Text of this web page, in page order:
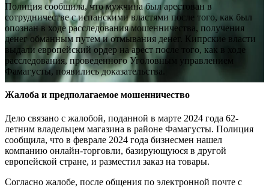
Полиция сообщила, что мужчина был арестован в
сотрудничестве с испанскими властями после того, как был
опознан в ходе расследования мошенничества, получения
денег обманным путем и отмывания денег. Кипрские власти
выдали европейский ордер на арест после того, как в ходе
расследования, проведенного Уголовным управлением
Фамагусты, появились доказательства.
Жалоба и предполагаемое мошенничество
Дело связано с жалобой, поданной в марте 2024 года 62-
летним владельцем магазина в районе Фамагусты. Полиция
сообщила, что в феврале 2024 года бизнесмен нашел
компанию онлайн-торговли, базирующуюся в другой
европейской стране, и разместил заказ на товары.
Согласно жалобе, после общения по электронной почте с